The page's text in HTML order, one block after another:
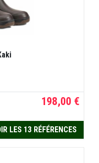
198,00 €
LES 13 RÉFÉRENCES